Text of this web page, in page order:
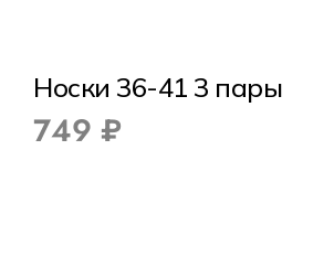
Носки 36-41 3 пары
749 ₽